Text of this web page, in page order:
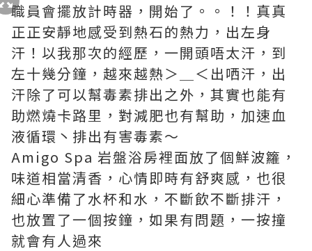
職員會擺放計時器，開始了。。！！真真
正正安靜地感受到熱石的熱力，出左身
汗！以我那次的經歷，一開頭唔太汗，到
左十幾分鐘，越來越熱＞＿＜出哂汗，出
汗除了可以幫毒素排出之外，其實也能有
助燃燒卡路里，對減肥也有幫助，加速血
液循環丶排出有害毒素～
Amigo Spa 岩盤浴房裡面放了個鮮波籮，
味道相當清香，心情即時有舒爽感，也很
細心準備了水杯和水，不斷飲不斷排汗，
也放置了一個按鐘，如果有問題，一按撞
就會有人過來